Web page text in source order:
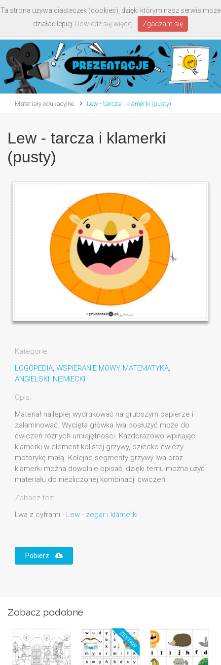
Materiały edukacyjne Lew - tarcza i klamerki (pusty)
Lew - tarcza i klamerki
(pusty)
Kategorie:
LOGOPEDIA, WSPIERANIE MOWY, MATEMATYKA,
ANGIELSKI, NIEMIECKI
Opis:
Materiał najlepiej wydrukować na grubszym papierze i
zalaminować. Wycięta główka lwa posłużyć może do
ćwiczeń różnych umiejętności. Każdorazowo wpinając
klamerki w element kolistej grzywy, dziecko ćwiczy
motorykę małą. Kolejne segmenty grzywy lwa oraz
klamerki można dowolnie opisać, dzięki temu można użyć
materiału do niezliczonej kombinacji ćwiczeń.
Zobacz też:
Lwa z cyframi - Lew - zegar i klamerki
Pobierz
Zobacz podobne
Ta strona używa ciasteczek (cookies), dzięki którym nasz serwis może
działać lepiej. Dowiedz się więcej Zgadzam się